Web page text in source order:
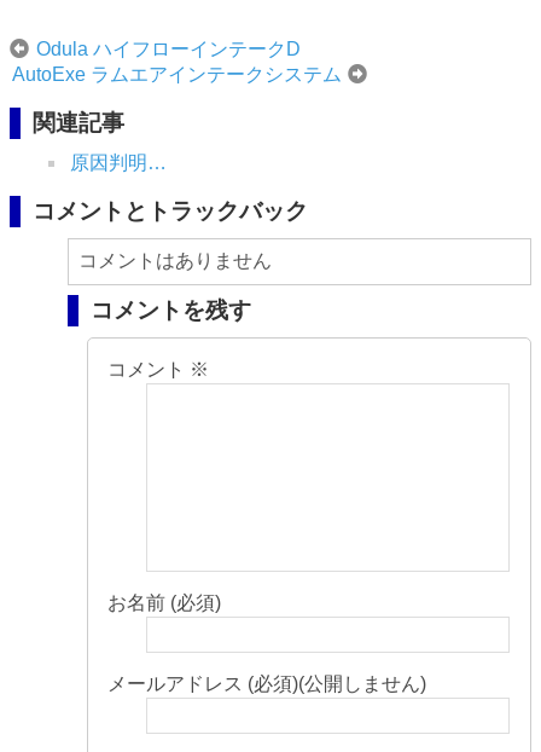
Odula ハイフローインテークD
AutoExe ラムエアインテークシステム
関連記事
原因判明…
コメントとトラックバック
コメントはありません
コメントを残す
コメント ※
お名前 (必須)
メールアドレス (必須)(公開しません)